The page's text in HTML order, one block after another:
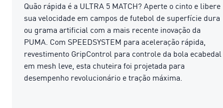
Quão rápida é a ULTRA 5 MATCH? Aperte o cinto e libere
sua velocidade em campos de futebol de superfície dura
ou grama artificial com a mais recente inovação da
PUMA. Com SPEEDSYSTEM para aceleração rápida,
revestimento GripControl para controle da bola ecabedal
em mesh leve, esta chuteira foi projetada para
desempenho revolucionário e tração máxima.